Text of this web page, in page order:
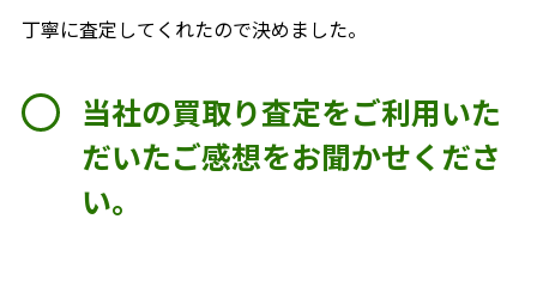
丁寧に査定してくれたので決めました。
当社の買取り査定をご利用いた
だいたご感想をお聞かせくださ
い。